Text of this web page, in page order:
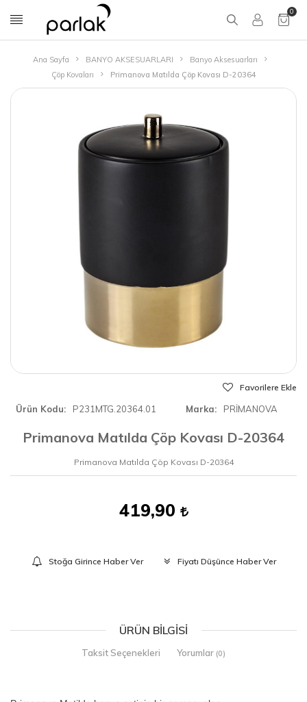
0
Ana Sayfa BANYO AKSESUARLARI
Banyo Aksesuarları
Çöp Kovaları
Primanova Matılda Çöp Kovası D-20364
Favorilere Ekle
Ürün Kodu P231MTG.20364.01 Marka PRİMANOVA
Primanova Matılda Çöp Kovası D-20364
Primanova Matılda Çöp Kovası D-20364
419,90
Stoğa Girince Haber Ver Fiyatı Düşünce Haber Ver
ÜRÜN BILGISI
Taksit Seçenekleri Yorumlar (0)